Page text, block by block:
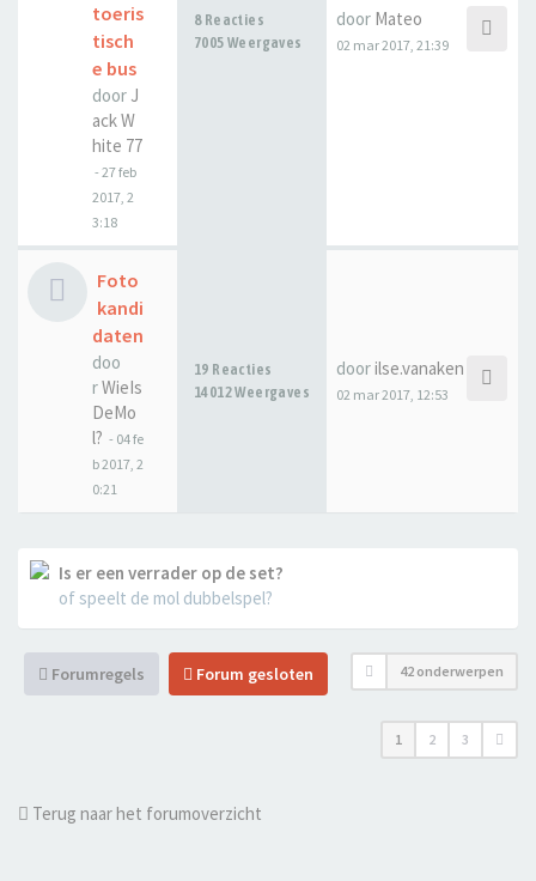
toeris
tisch
e bus
door J
ack W
hite 77
- 27 feb
2017, 2
3:18
8 Reacties
7005 Weergaves
door Mateo
02 mar 2017, 21:39
Foto
kandi
daten
doo
rWieIs
DeMo
l? - 04 fe
b 2017, 2
0:21
19 Reacties
14012 Weergaves
doorilse.vanaken
02 mar 2017, 12:53
Is er een verrader op de set?
of speelt de mol dubbelspel?
Forumregels Forum gesloten 42 onderwerpen
1 2 3
Terug naar het forumoverzicht